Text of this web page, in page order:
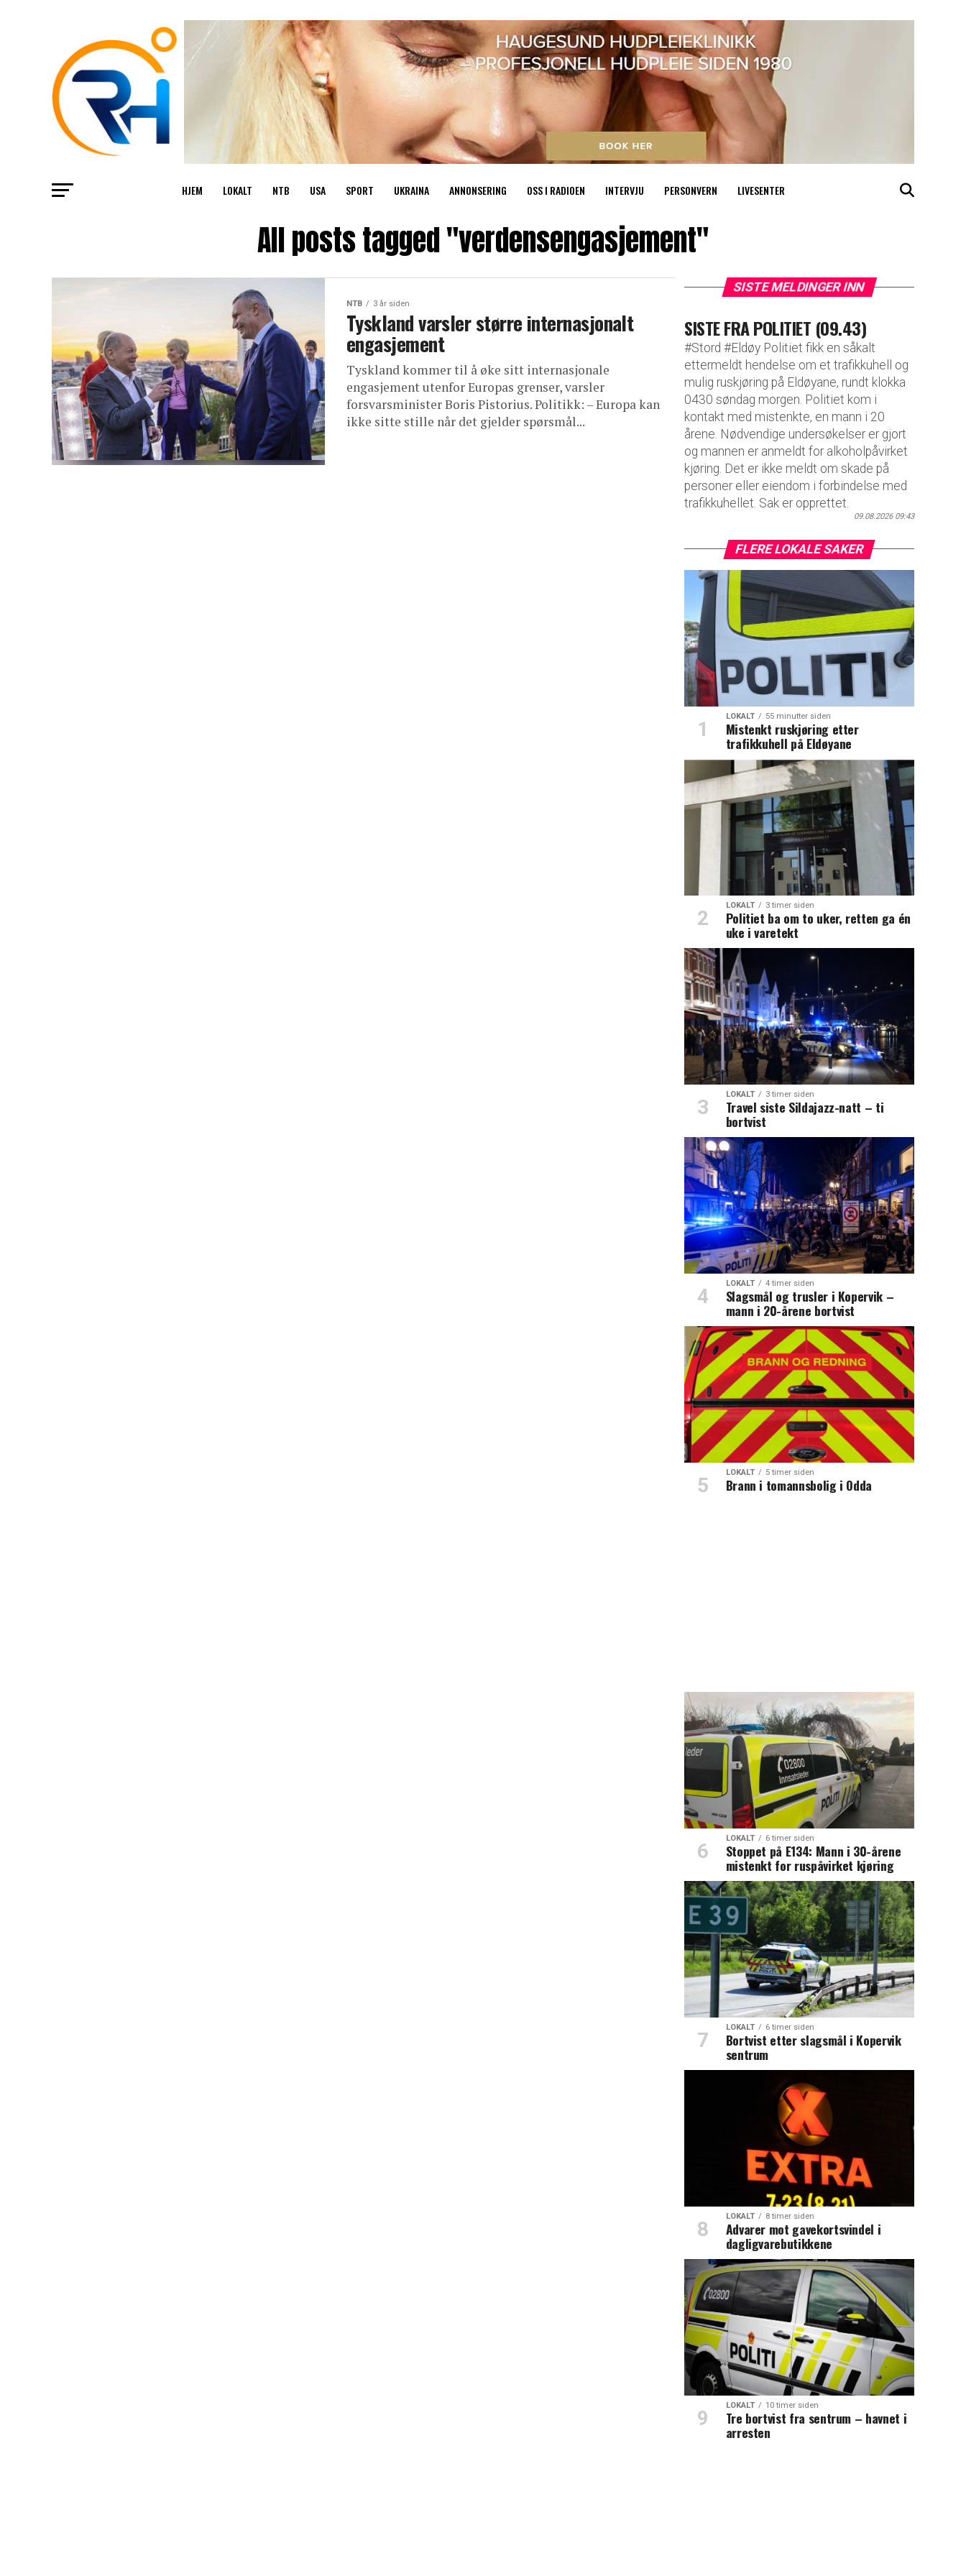
HJEM LOKALT NTB USA SPORT UKRAINA ANNONSERING OSS I RADIOEN INTERVJU PERSONVERN LIVESENTER
All posts tagged "verdensengasjement"
NTB 3 år siden
Tyskland varsler større internasjonalt
engasjement
Tyskland kommer til å øke sitt internasjonale
engasjement utenfor Europas grenser, varsler
forsvarsminister Boris Pistorius. Politikk: – Europa kan
ikke sitte stille når det gjelder spørsmål...
SISTE MELDINGER INN
SISTE FRA POLITIET (09.43)
#Stord #Eldøy Politiet fikk en såkalt
ettermeldt hendelse om et trafikkuhell og
mulig ruskjøring på Eldøyane, rundt klokka
0430 søndag morgen. Politiet kom i
kontakt med mistenkte, en mann i 20
årene. Nødvendige undersøkelser er gjort
og mannen er anmeldt for alkoholpåvirket
kjøring. Det er ikke meldt om skade på
personer eller eiendom i forbindelse med
trafikkuhellet. Sak er opprettet.
09.08.2026 09:43
FLERE LOKALE SAKER
LOKALT 55 minutter siden
Mistenkt ruskjøring etter
trafikkuhell på Eldøyane
LOKALT 3 timer siden
Politiet ba om to uker, retten ga én
uke i varetekt
LOKALT 3 timer siden
Travel siste Sildajazz-natt – ti
bortvist
LOKALT 4 timer siden
Slagsmål og trusler i Kopervik –
mann i 20-årene bortvist
LOKALT 5 timer siden
Brann i tomannsbolig i Odda
LOKALT 6 timer siden
Stoppet på E134: Mann i 30-årene
mistenkt for ruspåvirket kjøring
LOKALT 6 timer siden
Bortvist etter slagsmål i Kopervik
sentrum
LOKALT 8 timer siden
Advarer mot gavekortsvindel i
dagligvarebutikkene
LOKALT 10 timer siden
Tre bortvist fra sentrum – havnet i
arresten